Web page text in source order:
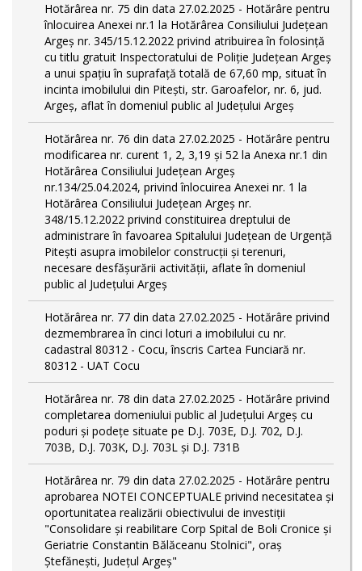
Hotărârea nr. 75 din data 27.02.2025 - Hotărâre pentru
înlocuirea Anexei nr.1 la Hotărârea Consiliului Județean
Argeș nr. 345/15.12.2022 privind atribuirea în folosință
cu titlu gratuit Inspectoratului de Poliție Județean Argeș
a unui spațiu în suprafață totală de 67,60 mp, situat în
incinta imobilului din Pitești, str. Garoafelor, nr. 6, jud.
Argeș, aflat în domeniul public al Județului Argeș
Hotărârea nr. 76 din data 27.02.2025 - Hotărâre pentru
modificarea nr. curent 1, 2, 3,19 și 52 la Anexa nr.1 din
Hotărârea Consiliului Județean Argeș
nr.134/25.04.2024, privind înlocuirea Anexei nr. 1 la
Hotărârea Consiliului Județean Argeș nr.
348/15.12.2022 privind constituirea dreptului de
administrare în favoarea Spitalului Județean de Urgență
Pitești asupra imobilelor construcții și terenuri,
necesare desfășurării activității, aflate în domeniul
public al Județului Argeș
Hotărârea nr. 77 din data 27.02.2025 - Hotărâre privind
dezmembrarea în cinci loturi a imobilului cu nr.
cadastral 80312 - Cocu, înscris Cartea Funciară nr.
80312 - UAT Cocu
Hotărârea nr. 78 din data 27.02.2025 - Hotărâre privind
completarea domeniului public al Judeţului Argeş cu
poduri și podețe situate pe D.J. 703E, D.J. 702, D.J.
703B, D.J. 703K, D.J. 703L și D.J. 731B
Hotărârea nr. 79 din data 27.02.2025 - Hotărâre pentru
aprobarea NOTEI CONCEPTUALE privind necesitatea și
oportunitatea realizării obiectivului de investiții
"Consolidare și reabilitare Corp Spital de Boli Cronice și
Geriatrie Constantin Bălăceanu Stolnici", oraș
Ștefănești, Județul Argeș"